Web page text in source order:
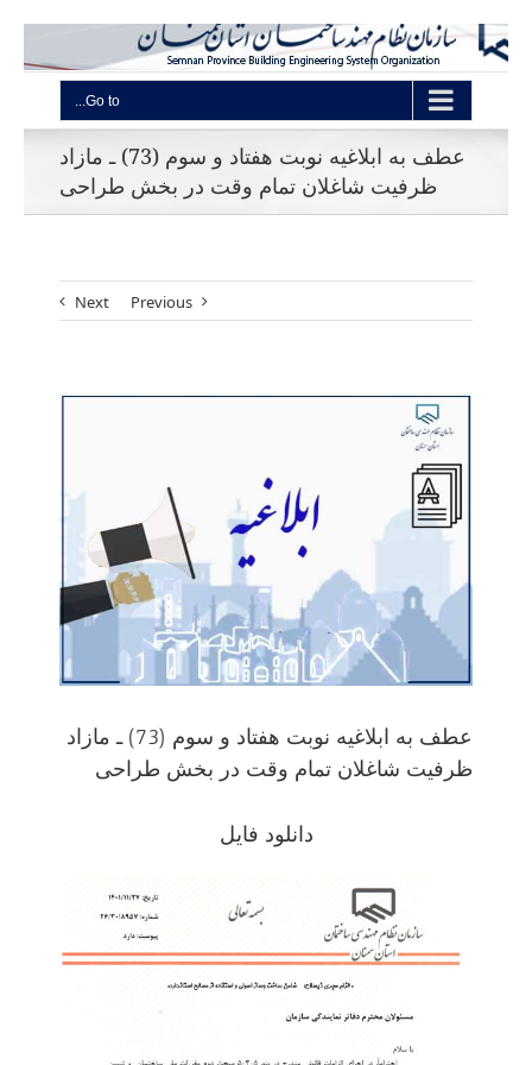
Go to...
عطف به ابلاغیه نوبت هفتاد و سوم (73) ـ مازاد
ظرفیت شاغلان تمام وقت در بخش طراحی
Previous
Next
View
Larger
Image
عطف به ابلاغیه نوبت هفتاد و سوم (73) ـ مازاد
ظرفیت شاغلان تمام وقت در بخش طراحی
دانلود فایل